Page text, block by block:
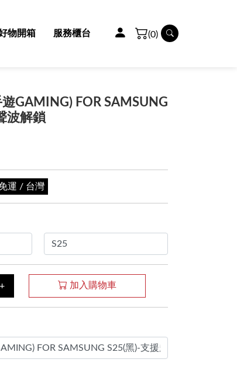
物開箱 服務櫃台 (0)
GAMING) FOR SAMSUNG
波解鎖
運 / 台灣
+ 加入購物車